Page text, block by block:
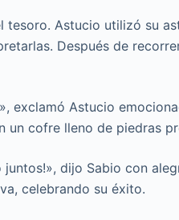
tesoro. Astucio utilizó su
Después de
exclamó Astucio
un cofre lleno de piedras
juntos!», dijo Sabio con
celebrando su éxito.